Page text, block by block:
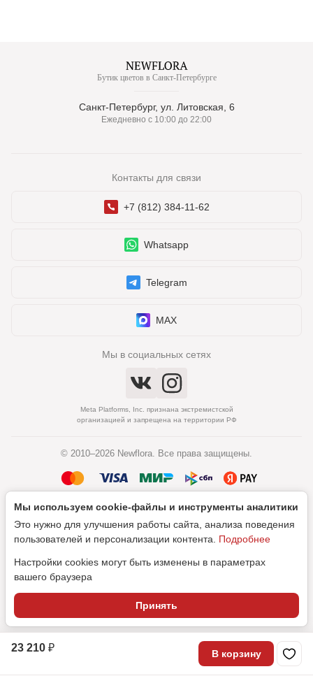
23 210 ₽ В корзину
Бутик цветов в Санкт-Петербурге
Санкт-Петербург, ул. Литовская, 6
Ежедневно с 10:00 до 22:00
Контакты для связи
+7 (812) 384-11-62
Whatsapp
Telegram
MAX
Мы в социальных сетях
Meta Platforms, Inc. признана экстремистской
организацией и запрещена на территории РФ
© 2010–2026 Newflora. Все права защищены.
Политика обработки персональных данных
Согласие на обработку персональных данных
SEO-продвижение
Мы используем cookie‑файлы и инструменты аналитики
Это нужно для улучшения работы сайта, анализа поведения
пользователей и персонализации контента. Подробнее
Настройки cookies могут быть изменены в параметрах
вашего браузера
Принять